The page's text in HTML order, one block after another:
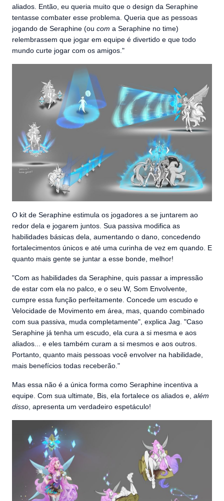
aliados. Então, eu queria muito que o design da Seraphine
tentasse combater esse problema. Queria que as pessoas
jogando de Seraphine (ou com a Seraphine no time)
relembrassem que jogar em equipe é divertido e que todo
mundo curte jogar com os amigos."
O kit de Seraphine estimula os jogadores a se juntarem ao
redor dela e jogarem juntos. Sua passiva modifica as
habilidades básicas dela, aumentando o dano, concedendo
fortalecimentos únicos e até uma curinha de vez em quando. E
quanto mais gente se juntar a esse bonde, melhor!
"Com as habilidades da Seraphine, quis passar a impressão
de estar com ela no palco, e o seu W, Som Envolvente,
cumpre essa função perfeitamente. Concede um escudo e
Velocidade de Movimento em área, mas, quando combinado
com sua passiva, muda completamente", explica Jag. "Caso
Seraphine já tenha um escudo, ela cura a si mesma e aos
aliados... e eles também curam a si mesmos e aos outros.
Portanto, quanto mais pessoas você envolver na habilidade,
mais benefícios todas receberão."
Mas essa não é a única forma como Seraphine incentiva a
equipe. Com sua ultimate, Bis, ela fortalece os aliados e, além
disso, apresenta um verdadeiro espetáculo!